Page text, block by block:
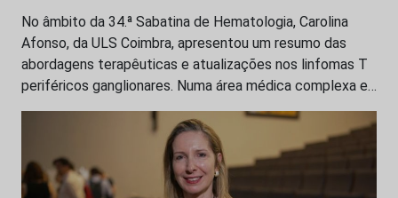
No âmbito da 34.ª Sabatina de Hematologia, Carolina
Afonso, da ULS Coimbra, apresentou um resumo das
abordagens terapêuticas e atualizações nos linfomas T
periféricos ganglionares. Numa área médica complexa e…